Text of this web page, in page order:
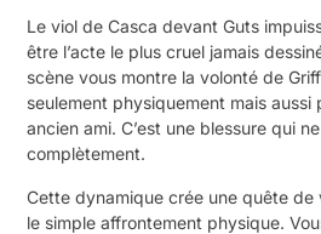
Le viol de Casca devant Guts
être l’acte le plus cruel jamais
scène vous montre la volonté de
seulement physiquement mais
ancien ami. C’est une blessure qui
complètement.
Cette dynamique crée une quête
le simple affrontement physique.